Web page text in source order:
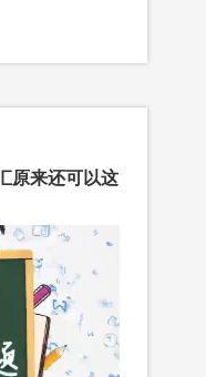
原来还可以这